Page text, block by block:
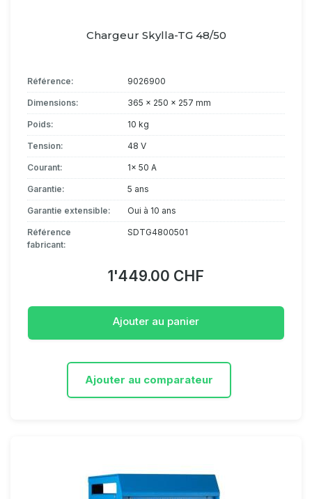
Chargeur Skylla-TG 48/50
Référence: 9026900
Dimensions: 365 x 250 x 257 mm
Poids: 10 kg
Tension: 48 V
Courant: 1x 50 A
Garantie: 5 ans
Garantie extensible: Oui à 10 ans
Référence
fabricant:
SDTG4800501
1'449.00 CHF
Ajouter au panier
Ajouter au comparateur